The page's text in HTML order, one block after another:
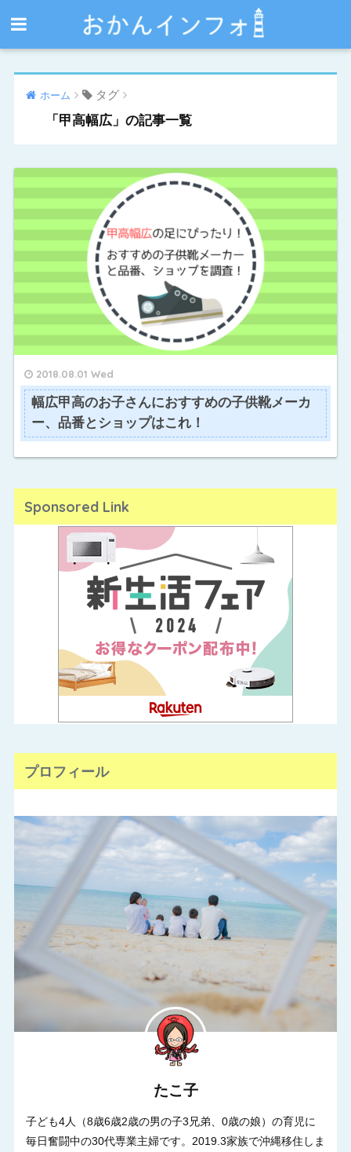
ホーム タグ
「甲高幅広」の記事一覧
2018.08.01 Wed
幅広甲高のお子さんにおすすめの子供靴メーカ
ー、品番とショップはこれ！
Sponsored Link
プロフィール
たこ子
子ども4人（8歳6歳2歳の男の子3兄弟、0歳の娘）の育児に
毎日奮闘中の30代専業主婦です。2019.3家族で沖縄移住しま